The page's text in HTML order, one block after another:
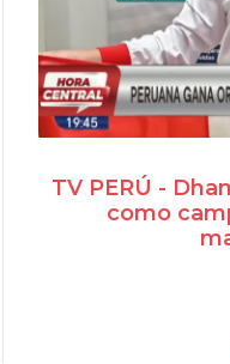
TV PERÚ -
como